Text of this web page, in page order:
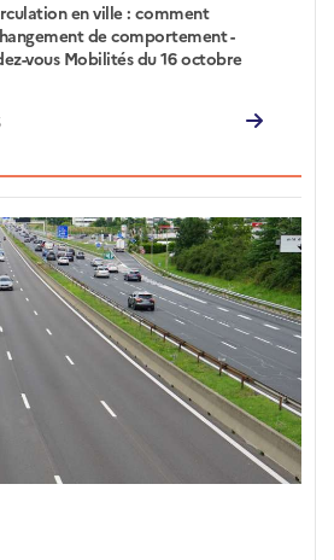
en ville : comment
de comportement -
vous Mobilités du 16 octobre